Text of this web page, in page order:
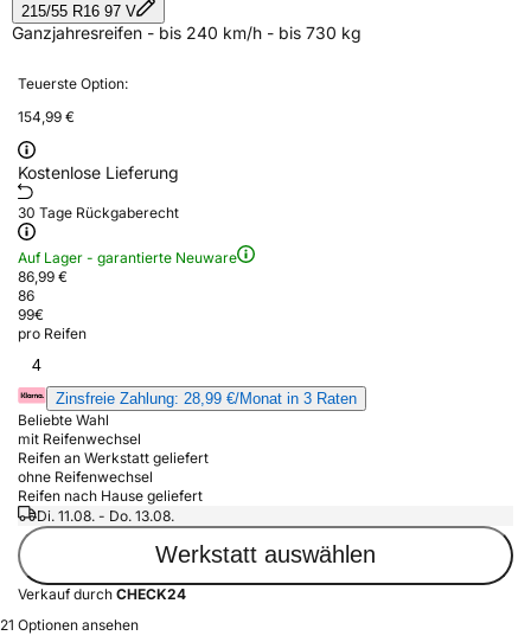
215/55 R16 97 V
Ganzjahresreifen - bis 240 km/h - bis 730 kg
Teuerste Option:
154,99 €
Kostenlose Lieferung
30 Tage Rückgaberecht
Auf Lager - garantierte Neuware
86,99 €
86
99€
pro Reifen
4
Zinsfreie Zahlung: 28,99 €/Monat in 3 Raten
Beliebte Wahl
mit Reifenwechsel
Reifen an Werkstatt geliefert
ohne Reifenwechsel
Reifen nach Hause geliefert
Di. 11.08. - Do. 13.08.
Werkstatt auswählen
Verkauf durch CHECK24
21 Optionen ansehen